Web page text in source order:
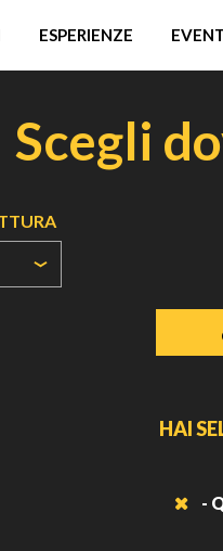
ESPERIENZE
Scegli
HAI
-